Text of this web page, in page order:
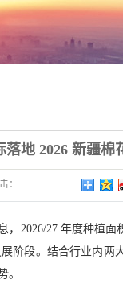
落地 2026 新疆棉
：
，2026/27 年度种植
阶段。结合行业内
。